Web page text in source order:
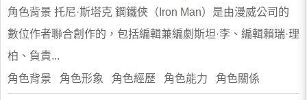
角色背景 托尼·斯塔克 鋼鐵俠（Iron Man）是由漫威公司的
數位作者聯合創作的，包括編輯兼編劇斯坦·李、編輯賴瑞·理
柏、負責...
角色背景 角色形象 角色經歷 角色能力 角色關係